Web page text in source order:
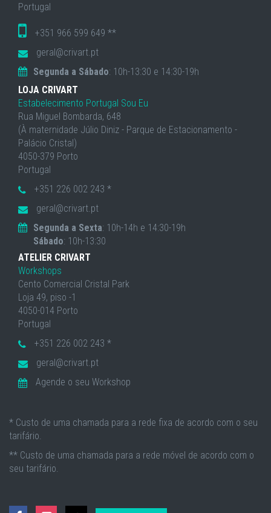
Portugal
+351 966 599 649 **
geral@crivart.pt
Segunda a Sábado: 10h-13:30 e 14:30-19h
LOJA CRIVART
Estabelecimento Portugal Sou Eu
Rua Miguel Bombarda, 648
(À maternidade Júlio Diniz - Parque de Estacionamento -
Palácio Cristal)
4050-379 Porto
Portugal
+351 226 002 243 *
geral@crivart.pt
Segunda a Sexta: 10h-14h e 14:30-19h
Sábado: 10h-13:30
ATELIER CRIVART
Workshops
Cento Comercial Cristal Park
Loja 49, piso -1
4050-014 Porto
Portugal
+351 226 002 243 *
geral@crivart.pt
Agende o seu Workshop
* Custo de uma chamada para a rede fixa de acordo com o seu
tarifário.
** Custo de uma chamada para a rede móvel de acordo com o
seu tarifário.